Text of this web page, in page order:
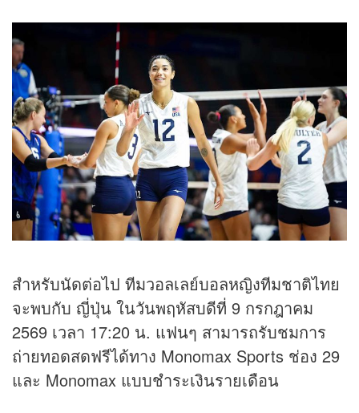
สำหรับนัดต่อไป ทีมวอลเลย์บอลหญิงทีมชาติไทย
จะพบกับ ญี่ปุ่น ในวันพฤหัสบดีที่ 9 กรกฎาคม
2569 เวลา 17:20 น. แฟนๆ สามารถรับชมการ
ถ่ายทอดสดฟรีได้ทาง Monomax Sports ช่อง 29
และ Monomax แบบชำระเงินรายเดือน